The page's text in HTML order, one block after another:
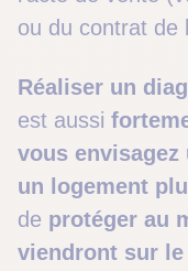
ou du contrat de
Réaliser un
est aussi
vous
un logement
de protéger au
viendront sur